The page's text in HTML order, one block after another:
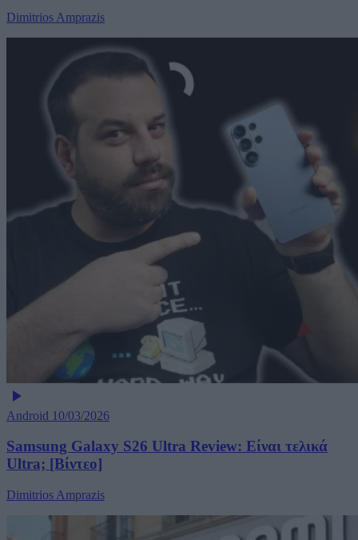
Dimitrios Amprazis
Android 10/03/2026
Samsung Galaxy S26 Ultra Review: Είναι τελικά
Ultra; [Βίντεο]
Dimitrios Amprazis